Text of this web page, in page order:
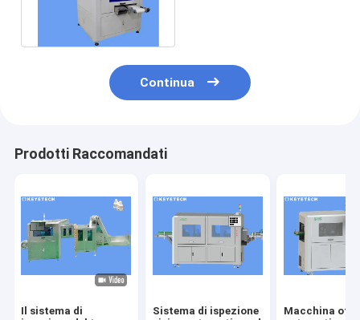
Continua
Prodotti Raccomandati
Il sistema di
Sistema di ispezione
Macchina